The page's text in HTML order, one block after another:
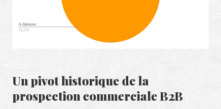
Un pivot historique de la
prospection commerciale B2B